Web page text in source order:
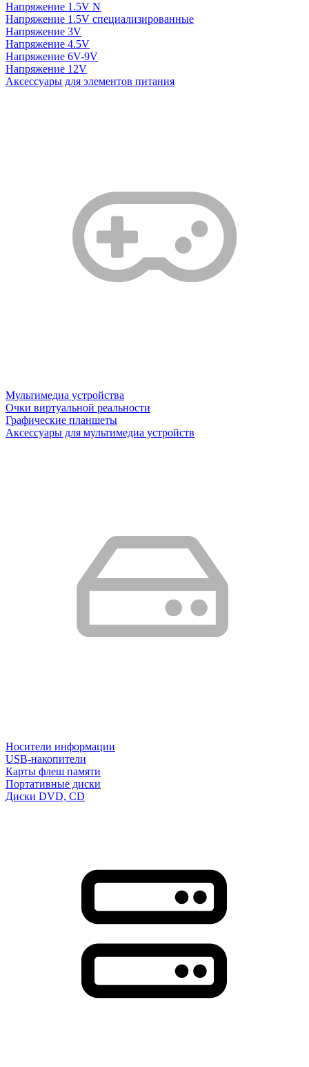
Напряжение 1.5V N
Напряжение 1.5V специализированные
Напряжение 3V
Напряжение 4.5V
Напряжение 6V-9V
Напряжение 12V
Аксессуары для элементов питания
Мультимедиа устройства
Очки виртуальной реальности
Графические планшеты
Аксессуары для мультимедиа устройств
Носители информации
USB-накопители
Карты флеш памяти
Портативные диски
Диски DVD, CD